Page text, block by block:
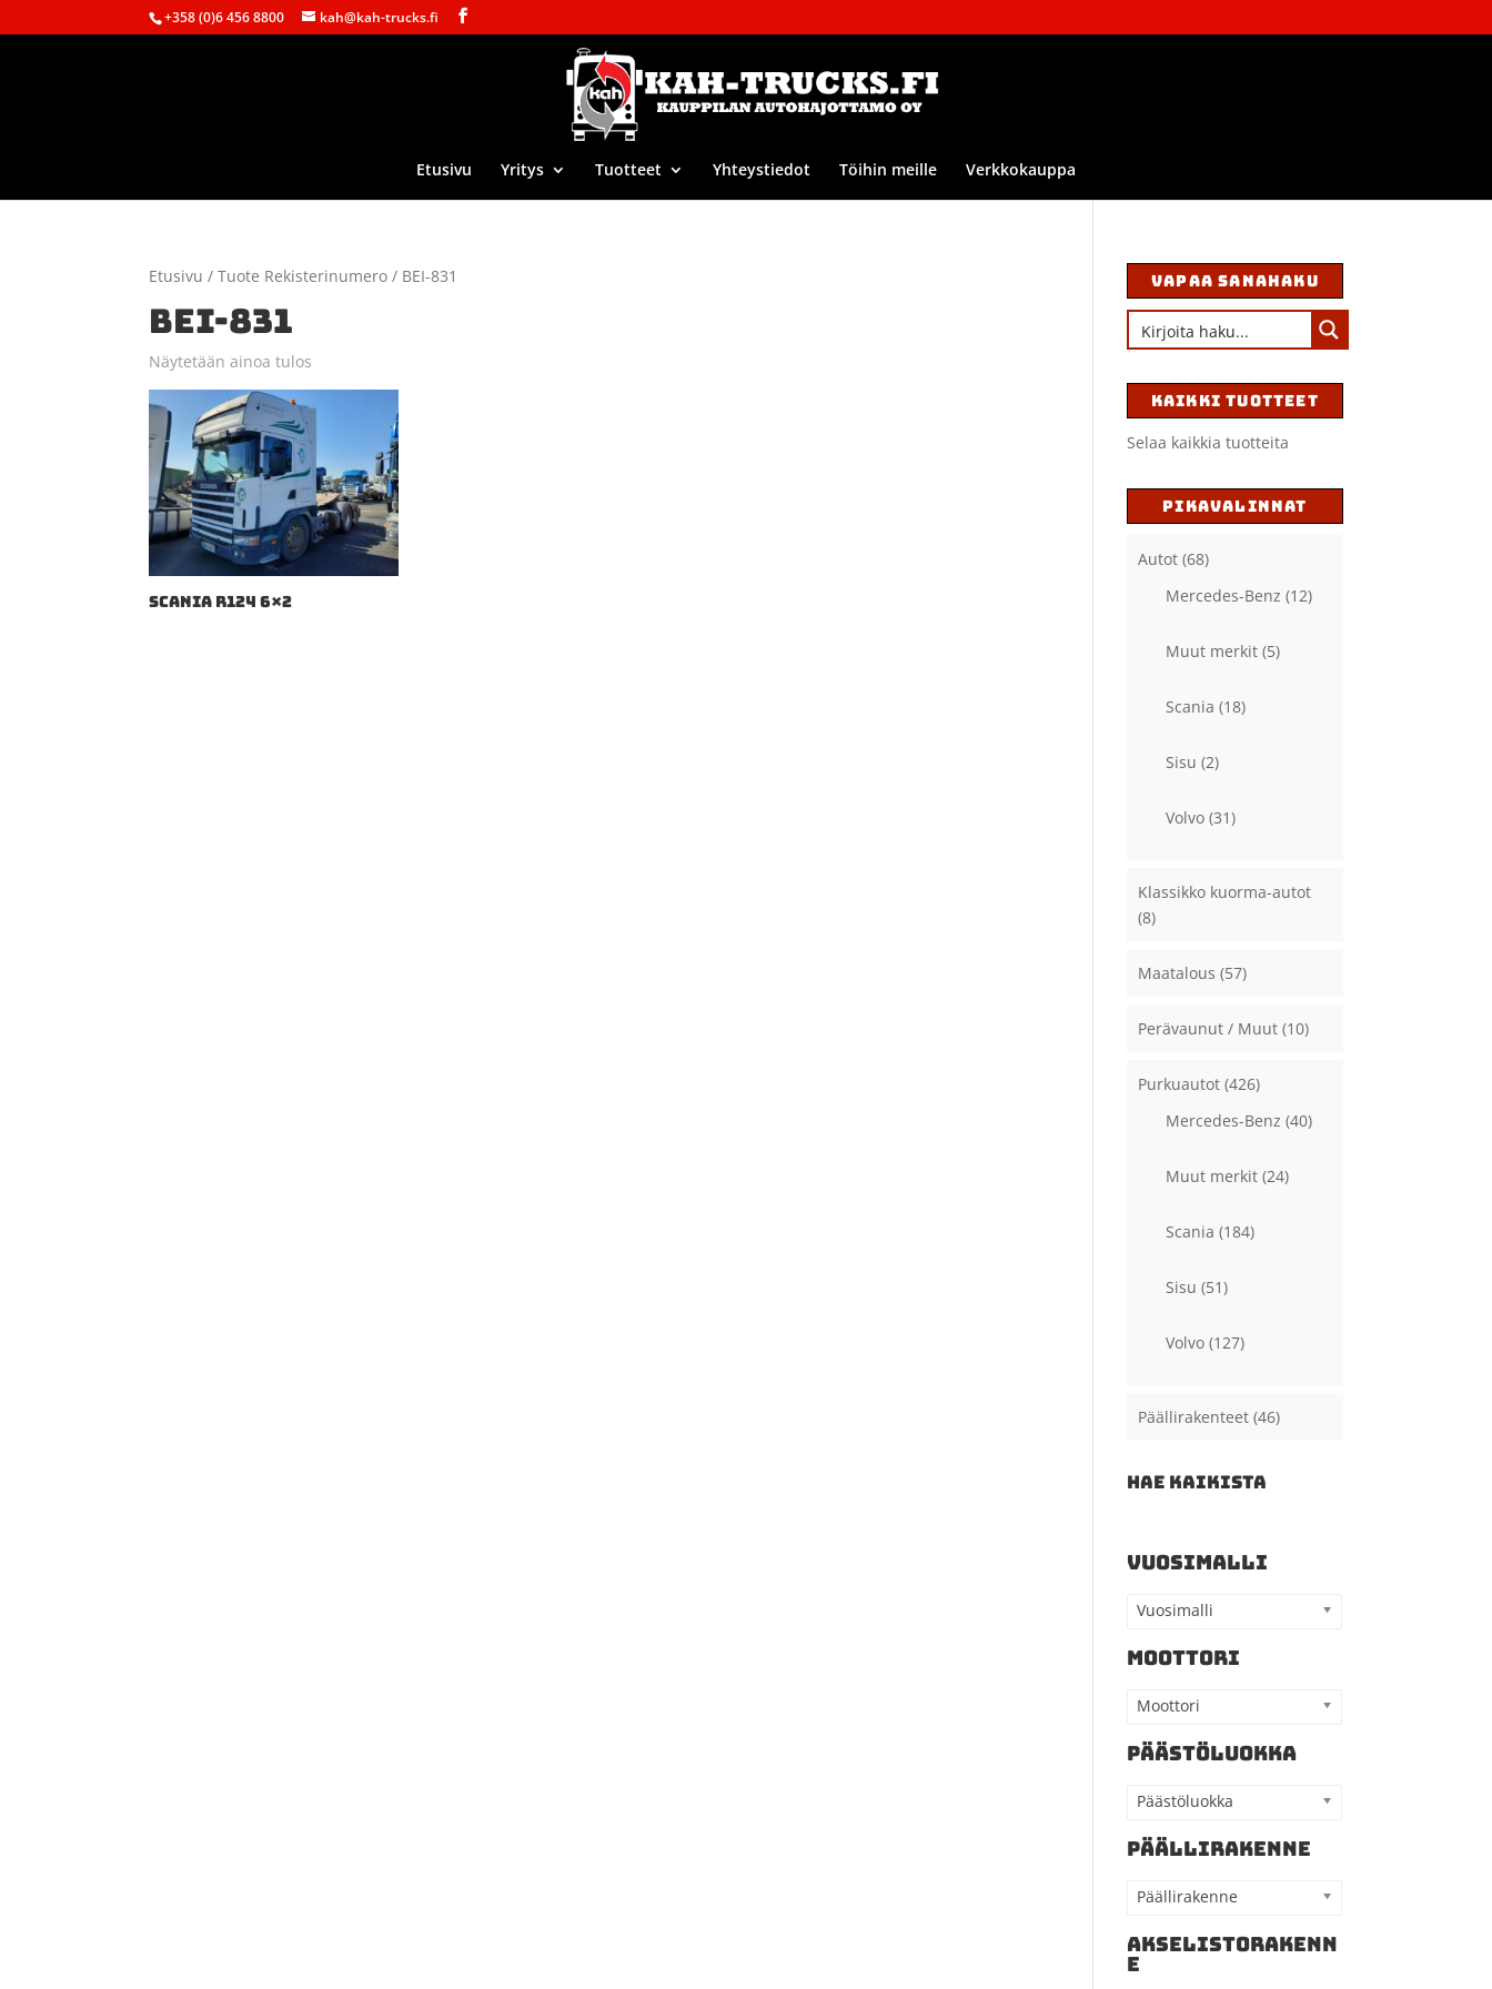
+358 (0)6 456 8800 kah@kah-trucks.fi
Etusivu Yritys Tuotteet Yhteystiedot Töihin meille Verkkokauppa
Etusivu / Tuote Rekisterinumero / BEI-831
BEI-831
Näytetään ainoa tulos
SCANIA R124 6×2
VAPAA SANAHAKU
KAIKKI TUOTTEET
Selaa kaikkia tuotteita
PIKAVALINNAT
Autot (68)
Mercedes-Benz (12)
Muut merkit (5)
Scania (18)
Sisu (2)
Volvo (31)
Klassikko kuorma-autot
(8)
Maatalous (57)
Perävaunut / Muut (10)
Purkuautot (426)
Mercedes-Benz (40)
Muut merkit (24)
Scania (184)
Sisu (51)
Volvo (127)
Päällirakenteet (46)
HAE KAIKISTA
VUOSIMALLI
Vuosimalli
MOOTTORI
Moottori
PÄÄSTÖLUOKKA
Päästöluokka
PÄÄLLIRAKENNE
Päällirakenne
AKSELISTORAKENN
E